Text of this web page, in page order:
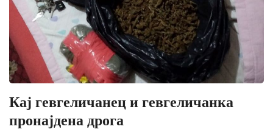
Кај гевгеличанец и гевгеличанка
пронајдена дрога